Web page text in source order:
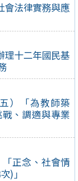
會法律實務與應
理十二年國民基
）「為教師築
、調適與專業
正念、社會情
)」